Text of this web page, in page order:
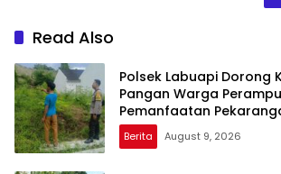
Read Also
Polsek Labuapi Dorong
Pangan Warga
Pemanfaatan
Berita August 9, 2026